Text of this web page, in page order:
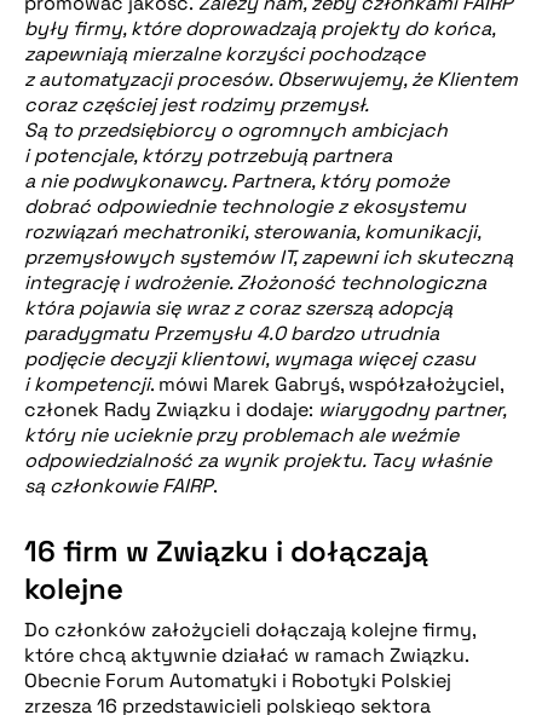
były firmy, które doprowadzają projekty do końca,
zapewniają mierzalne korzyści pochodzące
z automatyzacji procesów. Obserwujemy, że Klientem
coraz częściej jest rodzimy przemysł.
Są to przedsiębiorcy o ogromnych ambicjach
i potencjale, którzy potrzebują partnera
a nie podwykonawcy. Partnera, który pomoże
dobrać odpowiednie technologie z ekosystemu
rozwiązań mechatroniki, sterowania, komunikacji,
przemysłowych systemów IT, zapewni ich skuteczną
integrację i wdrożenie. Złożoność technologiczna
która pojawia się wraz z coraz szerszą adopcją
paradygmatu Przemysłu 4.0 bardzo utrudnia
podjęcie decyzji klientowi, wymaga więcej czasu
i kompetencji. mówi Marek Gabryś, współzałożyciel,
członek Rady Związku i dodaje: wiarygodny partner,
który nie ucieknie przy problemach ale weźmie
odpowiedzialność za wynik projektu. Tacy właśnie
są członkowie FAIRP.
16 firm w Związku i dołączają
kolejne
Do członków założycieli dołączają kolejne firmy,
które chcą aktywnie działać w ramach Związku.
Obecnie Forum Automatyki i Robotyki Polskiej
zrzesza 16 przedstawicieli polskiego sektora